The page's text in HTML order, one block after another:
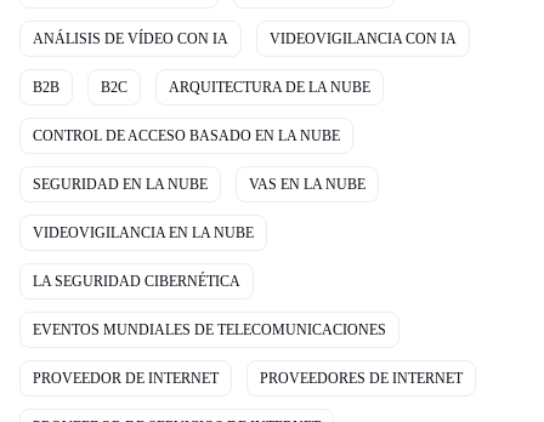
ANÁLISIS DE VÍDEO CON IA VIDEOVIGILANCIA CON IA
B2B B2C ARQUITECTURA DE LA NUBE
CONTROL DE ACCESO BASADO EN LA NUBE
SEGURIDAD EN LA NUBE VAS EN LA NUBE
VIDEOVIGILANCIA EN LA NUBE
LA SEGURIDAD CIBERNÉTICA
EVENTOS MUNDIALES DE TELECOMUNICACIONES
PROVEEDOR DE INTERNET PROVEEDORES DE INTERNET